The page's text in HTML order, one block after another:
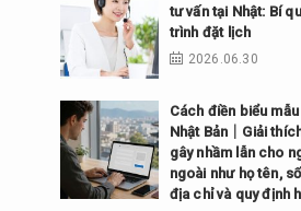
tư vấn tại Nhật: Bí
trình đặt lịch
2026.06.30
Cách điền biểu
Nhật Bản｜Giải
gây nhầm lẫn cho
ngoài như họ tên,
địa chỉ và quy định